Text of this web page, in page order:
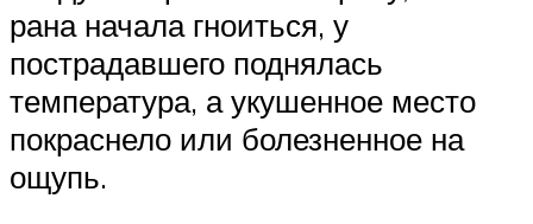
рана начала гноиться, у
пострадавшего поднялась
температура, а укушенное место
покраснело или болезненное на
ощупь.